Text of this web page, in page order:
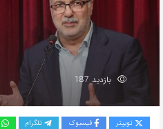
بازدید 187
توییتر فیسبوک تلگرام